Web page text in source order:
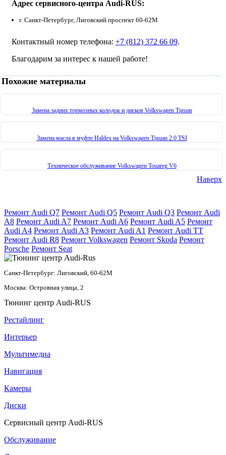
Адрес сервисного-центра Audi-RUS:
г. Санкт-Петербург, Лиговский проспект 60-62М
Контактный номер телефона: +7 (812) 372 66 09.
Благодарим за интерес к нашей работе!
Похожие материалы
Замена задних тормозных колодок и дисков Volkswagen Tiguan
Замена масла в муфте Haldex на Volkswagen Tiguan 2.0 TSI
Техническое обслуживание Volkswagen Touareg V6
Наверх
Ремонт Audi Q7 Ремонт Audi Q5 Ремонт Audi Q3 Ремонт Audi
A8 Ремонт Audi A7 Ремонт Audi A6 Ремонт Audi A5 Ремонт
Audi A4 Ремонт Audi A3 Ремонт Audi A1 Ремонт Audi TT
Ремонт Audi R8 Ремонт Volkswagen Ремонт Skoda Ремонт
Porsche Ремонт Seat
Санкт-Петербург: Лиговский, 60-62М
Москва: Островная улица, 2
Тюнинг центр Audi-RUS
Рестайлинг
Интерьер
Мультимедиа
Навигация
Камеры
Диски
Сервисный центр Audi-RUS
Обслуживание